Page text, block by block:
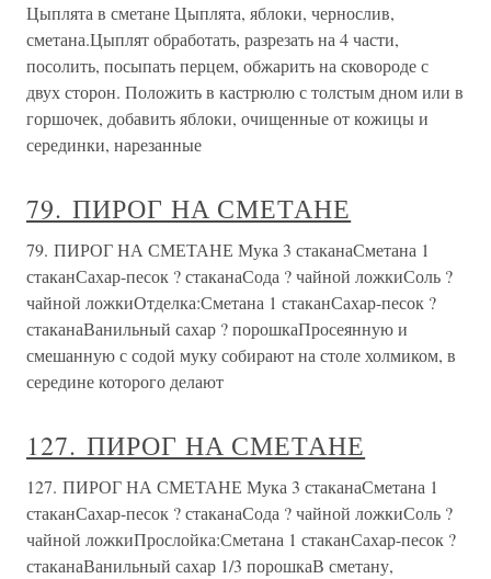
Цыплята в сметане Цыплята, яблоки, чернослив,
сметана.Цыплят обработать, разрезать на 4 части,
посолить, посыпать перцем, обжарить на сковороде с
двух сторон. Положить в кастрюлю с толстым дном или в
горшочек, добавить яблоки, очищенные от кожицы и
серединки, нарезанные
79. ПИРОГ НА СМЕТАНЕ
79. ПИРОГ НА СМЕТАНЕ Мука 3 стаканаСметана 1
стаканСахар-песок ? стаканаСода ? чайной ложкиСоль ?
чайной ложкиОтделка:Сметана 1 стаканСахар-песок ?
стаканаВанильный сахар ? порошкаПросеянную и
смешанную с содой муку собирают на столе холмиком, в
середине которого делают
127. ПИРОГ НА СМЕТАНЕ
127. ПИРОГ НА СМЕТАНЕ Мука 3 стаканаСметана 1
стаканСахар-песок ? стаканаСода ? чайной ложкиСоль ?
чайной ложкиПрослойка:Сметана 1 стаканСахар-песок ?
стаканаВанильный сахар 1/3 порошкаВ сметану,